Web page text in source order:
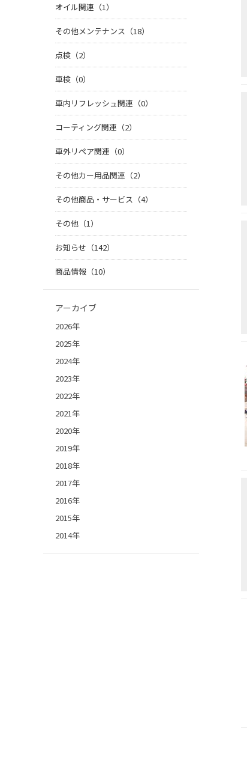
オイル関連（1）
その他メンテナンス（18）
点検（2）
車検（0）
車内リフレッシュ関連（0）
コーティング関連（2）
車外リペア関連（0）
その他カー用品関連（2）
その他商品・サービス（4）
その他（1）
お知らせ（142）
商品情報（10）
アーカイブ
2026年
2025年
2024年
2023年
2022年
2021年
2020年
2019年
2018年
2017年
2016年
2015年
2014年